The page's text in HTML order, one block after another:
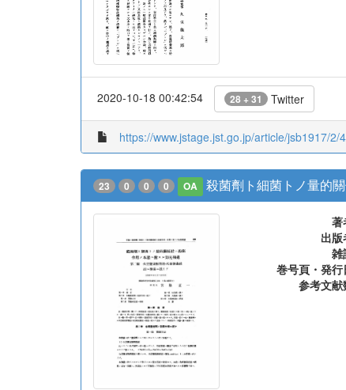
2020-10-18 00:42:54 28 + 31 Twitter
https://www.jstage.jst.go.jp/article/jsb1917/
23 0 0 0 OA 殺菌劑ト細菌トノ量的
著
出版
雑
巻号頁・発行
参考文献